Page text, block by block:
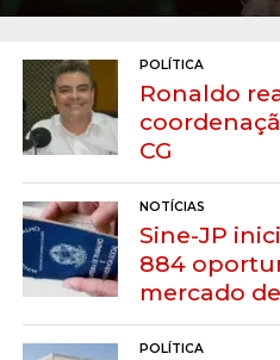
POLÍTICA
Ronaldo
CG
NOTÍCIAS
Sine-JP
884
mercado
POLÍTICA